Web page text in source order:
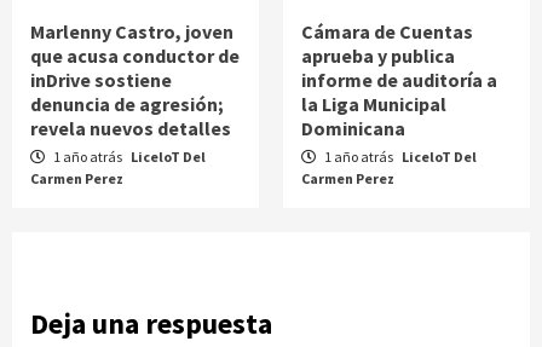
Marlenny Castro, joven
que acusa conductor de
inDrive sostiene
denuncia de agresión;
revela nuevos detalles
1 año atrás LiceloT Del
Carmen Perez
Cámara de Cuentas
aprueba y publica
informe de auditoría a
la Liga Municipal
Dominicana
1 año atrás LiceloT Del
Carmen Perez
Deja una respuesta